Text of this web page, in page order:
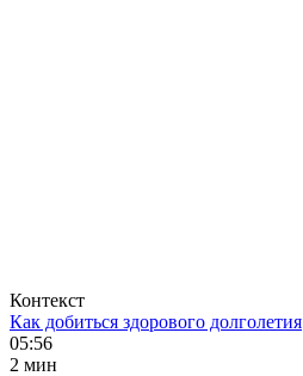
Контекст
Как добиться здорового долголетия
05:56
2 мин